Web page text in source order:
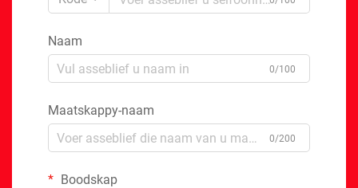
Naam
0/100
Maatskappy-naam
0/200
Boodskap